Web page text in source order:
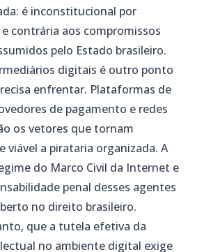
é inconstitucional por
contrária aos compromissos
pelo Estado brasileiro.
digitais é outro ponto
enfrentar. Plataformas de
de pagamento e redes
os vetores que tornam
viável a pirataria organizada. A
do Marco Civil da Internet e
penal desses agentes
no direito brasileiro.
que a tutela efetiva da
no ambiente digital exige